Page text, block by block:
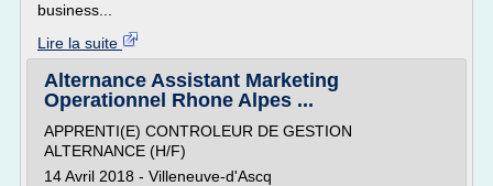
business...
Lire la suite
Alternance Assistant Marketing
Operationnel Rhone Alpes ...
APPRENTI(E) CONTROLEUR DE GESTION
ALTERNANCE (H/F)
14 Avril 2018 - Villeneuve-d'Ascq